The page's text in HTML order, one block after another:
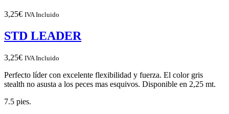
3,25€ IVA Incluido
STD LEADER
3,25€ IVA Incluido
Perfecto líder con excelente flexibilidad y fuerza. El color gris
stealth no asusta a los peces mas esquivos. Disponible en 2,25 mt.
7.5 pies.